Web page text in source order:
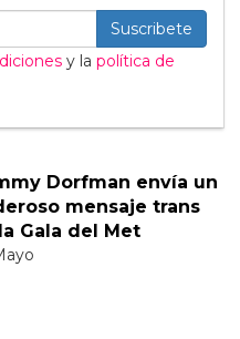
Suscribete
y la política de
Dorfman envía un
mensaje trans
Gala del Met